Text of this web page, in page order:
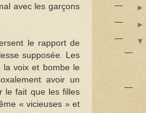
avec les garçons
le rapport de
supposée. Les
la voix et bombe le
avoir un
le fait que les filles
« vicieuses » et
►
►
▼